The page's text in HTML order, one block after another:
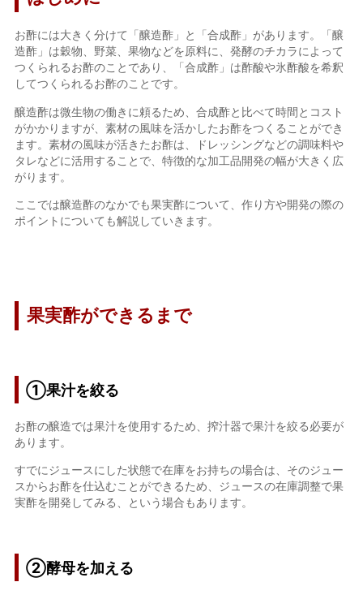
お酢には大きく分けて「醸造酢」と「合成酢」があります。「醸
造酢」は穀物、野菜、果物などを原料に、発酵のチカラによって
つくられるお酢のことであり、「合成酢」は酢酸や氷酢酸を希釈
してつくられるお酢のことです。
醸造酢は微生物の働きに頼るため、合成酢と比べて時間とコスト
がかかりますが、素材の風味を活かしたお酢をつくることができ
ます。素材の風味が活きたお酢は、ドレッシングなどの調味料や
タレなどに活用することで、特徴的な加工品開発の幅が大きく広
がります。
ここでは醸造酢のなかでも果実酢について、作り方や開発の際の
ポイントについても解説していきます。
果実酢ができるまで
①果汁を絞る
お酢の醸造では果汁を使用するため、搾汁器で果汁を絞る必要が
あります。
すでにジュースにした状態で在庫をお持ちの場合は、そのジュー
スからお酢を仕込むことができるため、ジュースの在庫調整で果
実酢を開発してみる、という場合もあります。
②酵母を加える